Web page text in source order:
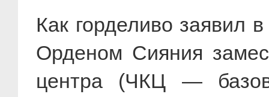
Как горделиво заявил
Орденом Сияния
центра (ЧКЦ —